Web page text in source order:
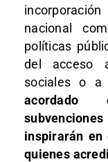
nacional
políticas
del acceso
sociales o a
acordado
inspirarán
quienes